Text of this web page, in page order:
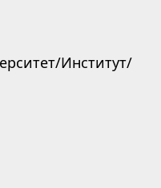
Институт/